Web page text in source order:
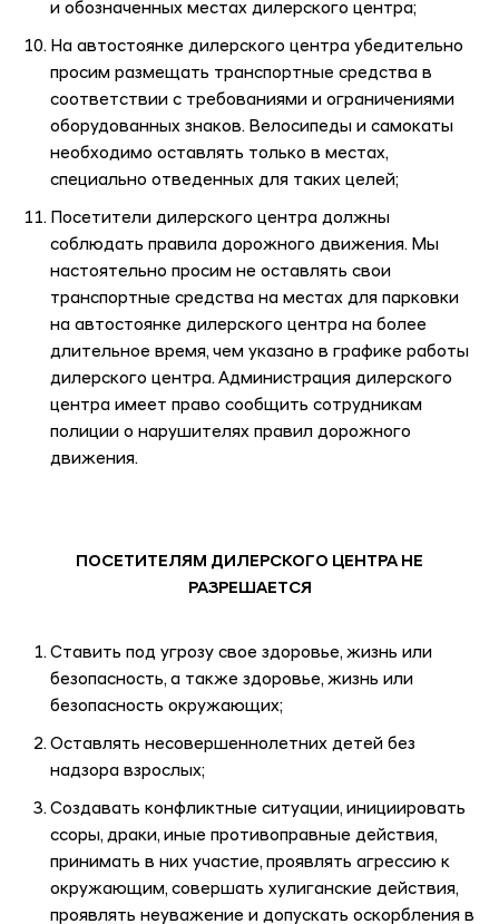
и обозначенных местах дилерского центра;
На автостоянке дилерского центра убедительно
просим размещать транспортные средства в
соответствии с требованиями и ограничениями
оборудованных знаков. Велосипеды и самокаты
необходимо оставлять только в местах,
специально отведенных для таких целей;
Посетители дилерского центра должны
соблюдать правила дорожного движения. Мы
настоятельно просим не оставлять свои
транспортные средства на местах для парковки
на автостоянке дилерского центра на более
длительное время, чем указано в графике работы
дилерского центра. Администрация дилерского
центра имеет право сообщить сотрудникам
полиции о нарушителях правил дорожного
движения.
ПОСЕТИТЕЛЯМ ДИЛЕРСКОГО ЦЕНТРА НЕ
РАЗРЕШАЕТСЯ
Ставить под угрозу свое здоровье, жизнь или
безопасность, а также здоровье, жизнь или
безопасность окружающих;
Оставлять несовершеннолетних детей без
надзора взрослых;
Создавать конфликтные ситуации, инициировать
ссоры, драки, иные противоправные действия,
принимать в них участие, проявлять агрессию к
окружающим, совершать хулиганские действия,
проявлять неуважение и допускать оскорбления в